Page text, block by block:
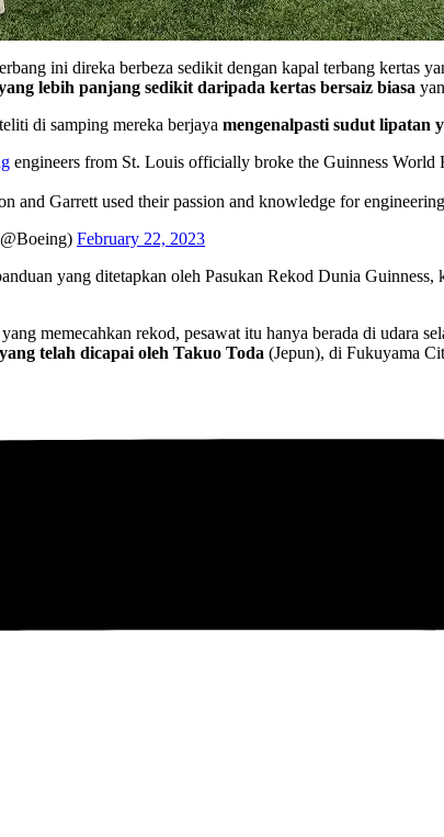
ini direka berbeza sedikit dengan kapal terbang kertas
lebih panjang sedikit daripada kertas bersaiz biasa
di samping mereka berjaya mengenalpasti sudut lipatan
engineers from St. Louis officially broke the Guinness World
and Garrett used their passion and knowledge for
February 22, 2023
yang ditetapkan oleh Pasukan Rekod Dunia
memecahkan rekod, pesawat itu hanya berada di udara
telah dicapai oleh Takuo Toda (Jepun), di Fukuyama